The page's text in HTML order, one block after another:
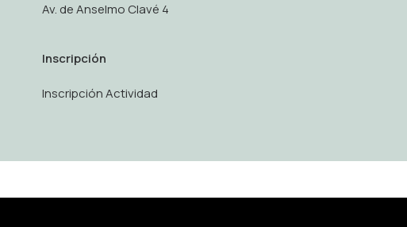
Av. de Anselmo Clavé 4
Inscripción
Inscripción Actividad